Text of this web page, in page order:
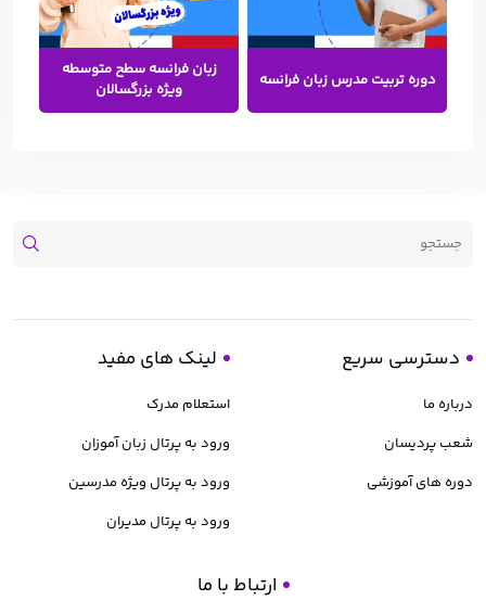
دوره تربیت مدرس زبان فرانسه
زبان فرانسه سطح متوسطه
ویژه بزرگسالان
دسترسی سریع
درباره ما
شعب پردیسان
دوره های آموزشی
لینک های مفید
استعلام مدرک
ورود به پرتال زبان آموزان
ورود به پرتال ویژه مدرسین
ورود به پرتال مدیران
ارتباط با ما